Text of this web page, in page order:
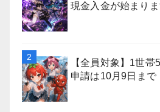
現金入金が始まりま
【全員対象】1世
申請は10月9日まで